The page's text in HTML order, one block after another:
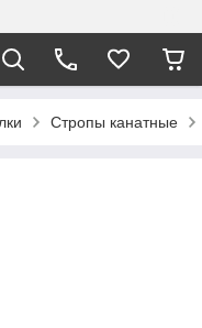
Стропы канатные